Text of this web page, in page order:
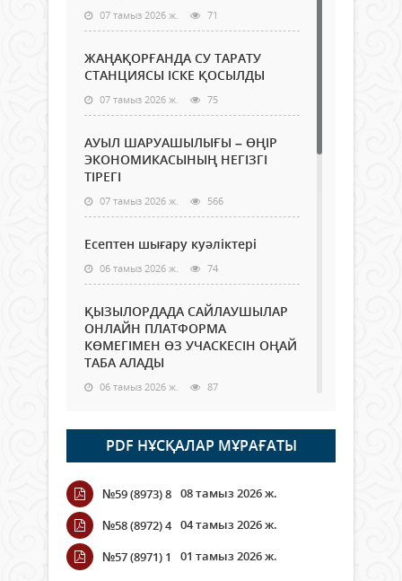
07 тамыз 2026 ж. 71
ЖАҢАҚОРҒАНДА СУ ТАРАТУ
СТАНЦИЯСЫ ІСКЕ ҚОСЫЛДЫ
07 тамыз 2026 ж. 75
АУЫЛ ШАРУАШЫЛЫҒЫ – ӨҢІР
ЭКОНОМИКАСЫНЫҢ НЕГІЗГІ
ТІРЕГІ
07 тамыз 2026 ж. 566
Есептен шығару куәліктері
06 тамыз 2026 ж. 74
ҚЫЗЫЛОРДАДА САЙЛАУШЫЛАР
ОНЛАЙН ПЛАТФОРМА
КӨМЕГІМЕН ӨЗ УЧАСКЕСІН ОҢАЙ
ТАБА АЛАДЫ
06 тамыз 2026 ж. 87
Open Air: Қызылорда облысы
полиция департаменті 20
мыңнан астам көрерменнің
қауіпсіздігін қамтамасыз етті
06 тамыз 2026 ж.
Wi-Fi ҚАБЫРҒА АРҚЫЛЫ ҚАЛАЙ
ӨТЕДІ?
PDF НҰСҚАЛАР МҰРАҒАТЫ
№59 (8973) 8 08 тамыз 2026 ж.
№58 (8972) 4 04 тамыз 2026 ж.
№57 (8971) 1
01 тамыз 2026 ж.